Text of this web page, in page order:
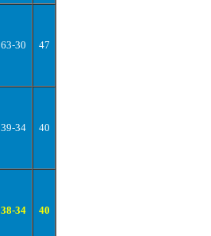
63-30
47
39-34
40
38-34
40